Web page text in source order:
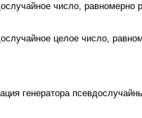
число, равномерно
целое число,
генератора